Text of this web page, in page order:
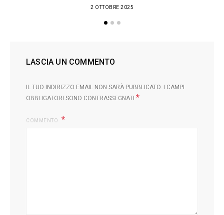
2 OTTOBRE 2025
LASCIA UN COMMENTO
IL TUO INDIRIZZO EMAIL NON SARÀ PUBBLICATO.
I CAMPI
OBBLIGATORI SONO CONTRASSEGNATI *
COMMENTO